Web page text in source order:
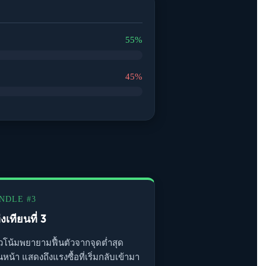
55%
45%
#3
เทียนที่ 3
โน้มพยายามฟื้นตัวจากจุดต่ำสุด
หน้า แสดงถึงแรงซื้อที่เริ่มกลับเข้ามา